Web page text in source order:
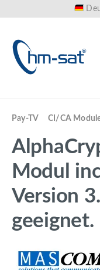
Pay-TV CI/CA
Modul
Version
geeignet.